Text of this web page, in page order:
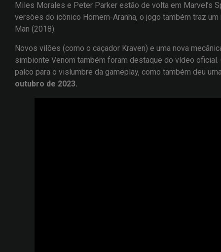
Miles Morales e Peter Parker estão de volta em Marvel’s
versões do icônico Homem-Aranha, o jogo também traz
Man (2018).
Novos vilões (como o caçador Kraven) e uma nova
simbionte Venom também foram destaque do vídeo
palco para o vislumbre da gameplay, como também deu
outubro de 2023.